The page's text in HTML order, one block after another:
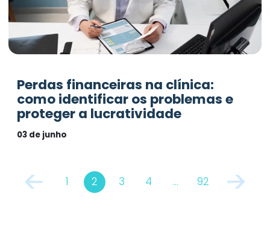
Perdas financeiras na clínica:
como identificar os problemas e
proteger a lucratividade
03 de junho
« 1 2 3 4 … 92 »